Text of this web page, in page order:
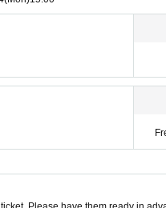
viewing are prohibited during
viewing or stage progress, you will
as interruption or fraud is
and will be sent off.